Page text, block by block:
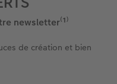
newsletter⁽¹⁾
de création et bien